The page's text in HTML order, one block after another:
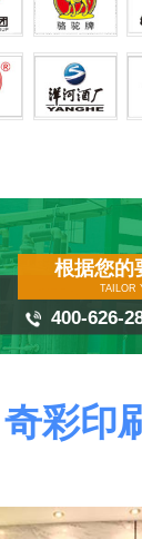
根据您的
TAILOR
400-626-
奇彩印